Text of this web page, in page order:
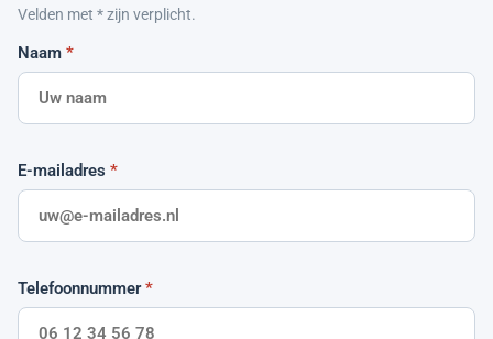
Velden met *zijn verplicht.
Naam *
E-mailadres *
Telefoonnummer*